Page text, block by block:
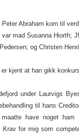
Abraham kom til
mad Susanna Hiorth;
og Christen
kjent at han gikk konkurs
under Laurvigs
til hans
have noget ham
Krav for mig som